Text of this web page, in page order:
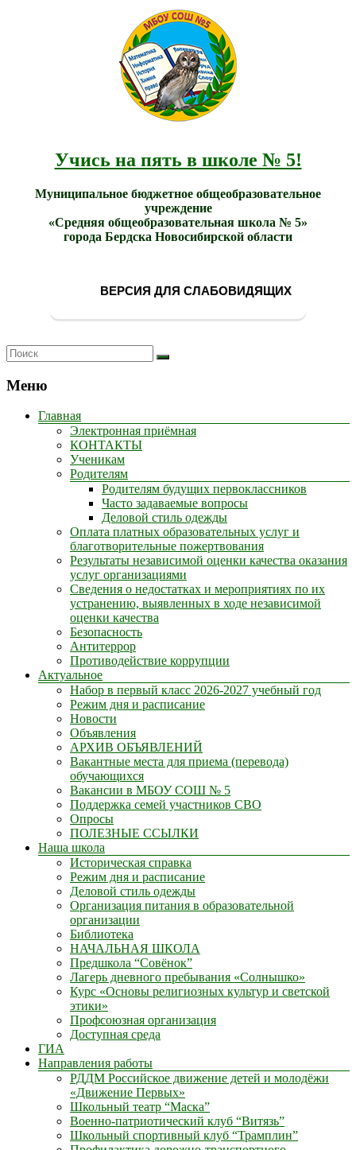
Учись на пять в школе № 5!
Муниципальное бюджетное общеобразовательное
учреждение
«Средняя общеобразовательная школа № 5»
города Бердска Новосибирской области
ВЕРСИЯ ДЛЯ СЛАБОВИДЯЩИХ
Меню
Главная
Электронная приёмная
КОНТАКТЫ
Ученикам
Родителям
Родителям будущих первоклассников
Часто задаваемые вопросы
Деловой стиль одежды
Оплата платных образовательных услуг и
благотворительные пожертвования
Результаты независимой оценки качества оказания
услуг организациями
Сведения о недостатках и мероприятиях по их
устранению, выявленных в ходе независимой
оценки качества
Безопасность
Антитеррор
Противодействие коррупции
Актуальное
Набор в первый класс 2026-2027 учебный год
Режим дня и расписание
Новости
Объявления
АРХИВ ОБЪЯВЛЕНИЙ
Вакантные места для приема (перевода)
обучающихся
Вакансии в МБОУ СОШ № 5
Поддержка семей участников СВО
Опросы
ПОЛЕЗНЫЕ ССЫЛКИ
Наша школа
Историческая справка
Режим дня и расписание
Деловой стиль одежды
Организация питания в образовательной
организации
Библиотека
НАЧАЛЬНАЯ ШКОЛА
Предшкола “Совёнок”
Лагерь дневного пребывания «Солнышко»
Курс «Основы религиозных культур и светской
этики»
Профсоюзная организация
Доступная среда
ГИА
Направления работы
РДДМ Российское движение детей и молодёжи
«Движение Первых»
Школьный театр “Маска”
Военно-патриотический клуб “Витязь”
Школьный спортивный клуб “Трамплин”